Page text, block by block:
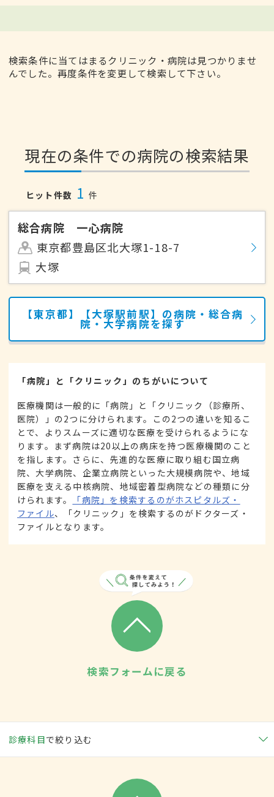
検索条件に当てはまるクリニック・病院は見つかりませ
んでした。再度条件を変更して検索して下さい。
現在の条件での病院の検索結果
ヒット件数 1 件
総合病院 一心病院
東京都豊島区北大塚1-18-7
大塚
【東京都】【大塚駅前駅】の病院・総合病
院・大学病院を探す
「病院」と「クリニック」のちがいについて
医療機関は一般的に「病院」と「クリニック（診療所、
医院）」の2つに分けられます。この2つの違いを知るこ
とで、よりスムーズに適切な医療を受けられるようにな
ります。まず病院は20以上の病床を持つ医療機関のこと
を指します。さらに、先進的な医療に取り組む国立病
院、大学病院、企業立病院といった大規模病院や、地域
医療を支える中核病院、地域密着型病院などの種類に分
けられます。
「病院」を検索するのがホスピタルズ・
ファイル、「クリニック」を検索するのがドクターズ・
ファイルとなります。
検索フォームに戻る
診療科目で絞り込む